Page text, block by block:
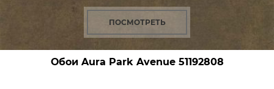
ПОСМОТРЕТЬ
Обои Aura Park Avenue51192808